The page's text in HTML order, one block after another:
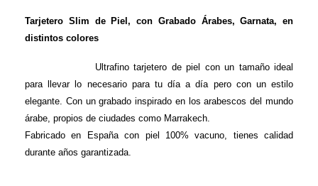
Tarjetero Slim de Piel, con Grabado Árabes, Garnata, en
distintos colores
Ultrafino tarjetero de piel con un tamaño ideal
para llevar lo necesario para tu día a día pero con un estilo
elegante. Con un grabado inspirado en los arabescos del mundo
árabe, propios de ciudades como Marrakech.
Fabricado en España con piel 100% vacuno, tienes calidad
durante años garantizada.